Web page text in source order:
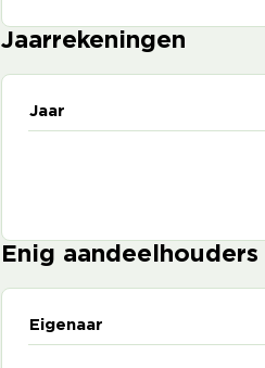
Jaarrekeningen
Jaar
Enig aandeelhouders
Eigenaar